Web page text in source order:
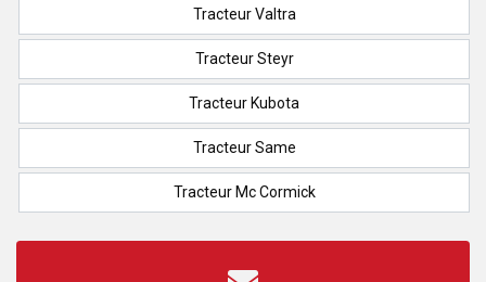
Tracteur Valtra
Tracteur Steyr
Tracteur Kubota
Tracteur Same
Tracteur Mc Cormick